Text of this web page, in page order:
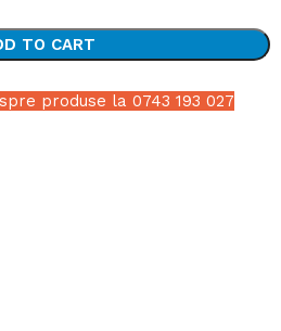
TO CART
produse la 0743 193 027